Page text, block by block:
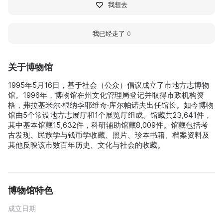
关于博物馆
1995年5月16日，基于社会（公众）倡议成立了市地方志博物
馆。1996年，博物馆在州文化管理局登记并取得市政机构资
格，弗拉基米尔·根纳季耶维奇·库尔帕诺夫出任馆长。如今博物
馆由5个常设地方志展厅和1个展览厅组成。馆藏共23,641件，
其中基本馆藏15,632件，科研辅助馆藏8,009件。馆藏包括考
古发现、民族学与钱币学收藏、照片、珍本书籍、档案资料及
其他反映该市数百年历史、文化与社会的收藏。
博物馆特色
成立日期
我想去
我已经走了 0